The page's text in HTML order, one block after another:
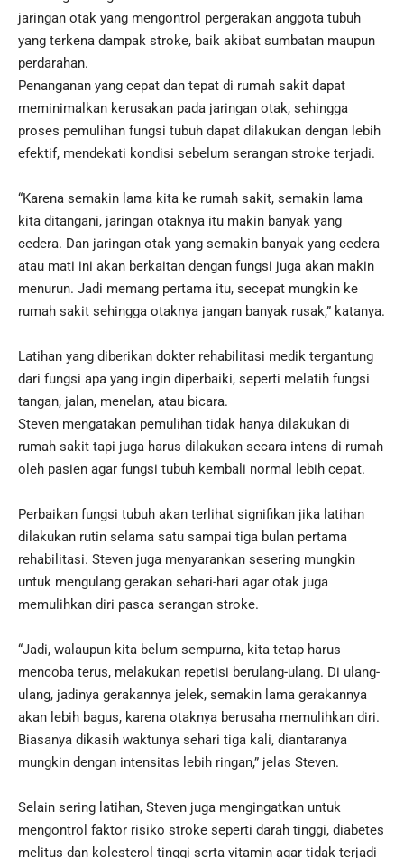
jaringan otak yang mengontrol pergerakan anggota tubuh
yang terkena dampak stroke, baik akibat sumbatan maupun
perdarahan.
Penanganan yang cepat dan tepat di rumah sakit dapat
meminimalkan kerusakan pada jaringan otak, sehingga
proses pemulihan fungsi tubuh dapat dilakukan dengan lebih
efektif, mendekati kondisi sebelum serangan stroke terjadi.
“Karena semakin lama kita ke rumah sakit, semakin lama
kita ditangani, jaringan otaknya itu makin banyak yang
cedera. Dan jaringan otak yang semakin banyak yang cedera
atau mati ini akan berkaitan dengan fungsi juga akan makin
menurun. Jadi memang pertama itu, secepat mungkin ke
rumah sakit sehingga otaknya jangan banyak rusak,” katanya.
Latihan yang diberikan dokter rehabilitasi medik tergantung
dari fungsi apa yang ingin diperbaiki, seperti melatih fungsi
tangan, jalan, menelan, atau bicara.
Steven mengatakan pemulihan tidak hanya dilakukan di
rumah sakit tapi juga harus dilakukan secara intens di rumah
oleh pasien agar fungsi tubuh kembali normal lebih cepat.
Perbaikan fungsi tubuh akan terlihat signifikan jika latihan
dilakukan rutin selama satu sampai tiga bulan pertama
rehabilitasi. Steven juga menyarankan sesering mungkin
untuk mengulang gerakan sehari-hari agar otak juga
memulihkan diri pasca serangan stroke.
“Jadi, walaupun kita belum sempurna, kita tetap harus
mencoba terus, melakukan repetisi berulang-ulang. Di ulang-
ulang, jadinya gerakannya jelek, semakin lama gerakannya
akan lebih bagus, karena otaknya berusaha memulihkan diri.
Biasanya dikasih waktunya sehari tiga kali, diantaranya
mungkin dengan intensitas lebih ringan,” jelas Steven.
Selain sering latihan, Steven juga mengingatkan untuk
mengontrol faktor risiko stroke seperti darah tinggi, diabetes
melitus dan kolesterol tinggi serta vitamin agar tidak terjadi